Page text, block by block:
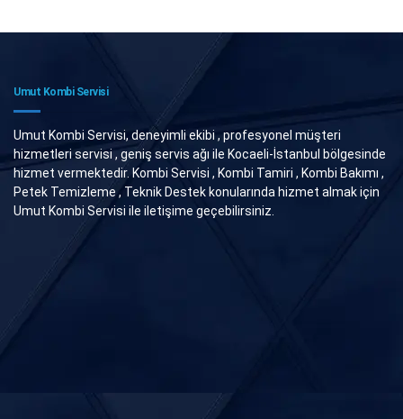
Umut Kombi Servisi
Umut Kombi Servisi, deneyimli ekibi , profesyonel müşteri
hizmetleri servisi , geniş servis ağı ile Kocaeli-İstanbul bölgesinde
hizmet vermektedir. Kombi Servisi , Kombi Tamiri , Kombi Bakımı ,
Petek Temizleme , Teknik Destek konularında hizmet almak için
Umut Kombi Servisi ile iletişime geçebilirsiniz.